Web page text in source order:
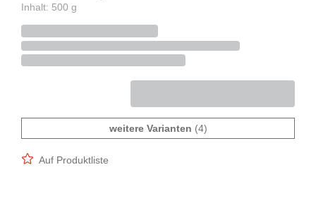
Inhalt: 500 g
weitere Varianten (4)
Auf Produktliste